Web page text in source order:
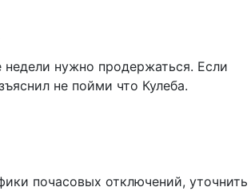
нужно продержаться. Если
не пойми что Кулеба.
почасовых отключений, уточнить